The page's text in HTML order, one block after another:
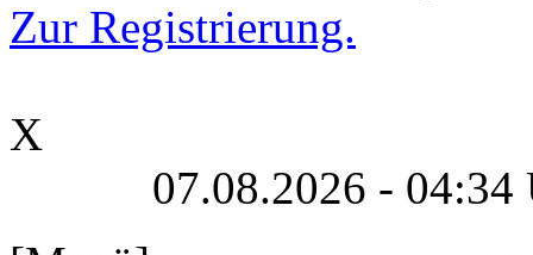
Zur Registrierung.
X
07.08.2026 - 04:34